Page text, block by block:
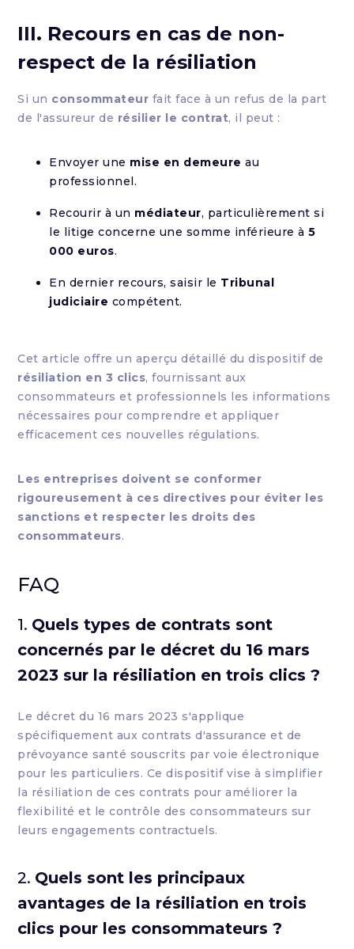
III. Recours en cas de non-
respect de la résiliation
Si un consommateur fait face à un refus de la part
de l'assureur de résilier le contrat, il peut :
Envoyer une mise en demeure au
professionnel.
Recourir à un médiateur, particulièrement si
le litige concerne une somme inférieure à5
000 euros.
En dernier recours, saisir le Tribunal
judiciaire compétent.
Cet article offre un aperçu détaillé du dispositif de
résiliation en 3 clics, fournissant aux
consommateurs et professionnels les informations
nécessaires pour comprendre et appliquer
efficacement ces nouvelles régulations.
Les entreprises doivent se conformer
rigoureusement à ces directives pour éviter les
sanctions et respecter les droits des
consommateurs.
FAQ
1. Quels types de contrats sont
concernés par le décret du 16 mars
2023 sur la résiliation en trois clics ?
Le décret du 16 mars 2023 s'applique
spécifiquement aux contrats d'assurance et de
prévoyance santé souscrits par voie électronique
pour les particuliers. Ce dispositif vise à simplifier
la résiliation de ces contrats pour améliorer la
flexibilité et le contrôle des consommateurs sur
leurs engagements contractuels.
2. Quels sont les principaux
avantages de la résiliation en trois
clics pour les consommateurs ?